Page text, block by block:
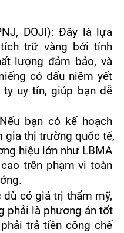
DOJI): Đây là lựa
trữ vàng bởi tính
lượng đảm bảo, và
có dấu niêm yết
uy tín, giúp bạn dễ
bạn có kế hoạch
gia thị trường quốc tế,
hiệu lớn như LBMA
trên phạm vi toàn
có giá trị thẩm mỹ,
phải là phương án tốt
trả tiền công chế